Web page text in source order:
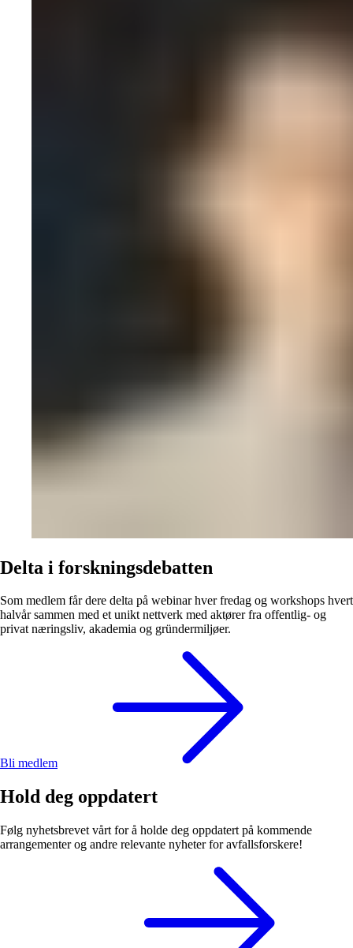
Delta i forskningsdebatten
Som medlem får dere delta på webinar hver fredag og workshops hvert
halvår sammen med et unikt nettverk med aktører fra offentlig- og
privat næringsliv, akademia og gründermiljøer.
Bli medlem
Hold deg oppdatert
Følg nyhetsbrevet vårt for å holde deg oppdatert på kommende
arrangementer og andre relevante nyheter for avfallsforskere!